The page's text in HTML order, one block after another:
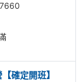
7660
確定開班】